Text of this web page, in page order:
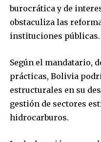
I've read and accept the
burocrática y de
obstaculiza las
instituciones públicas.
Según el mandatario,
prácticas, Bolivia
estructurales en su
gestión de sectores
hidrocarburos.